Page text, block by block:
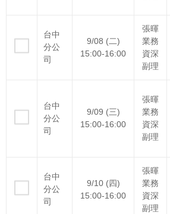
台中
分公
司
9/08 (二)
15:00-16:00
張暉
業務
資深
副理
台中
分公
司
9/09 (三)
15:00-16:00
張暉
業務
資深
副理
台中
分公
司
9/10 (四)
15:00-16:00
張暉
業務
資深
副理